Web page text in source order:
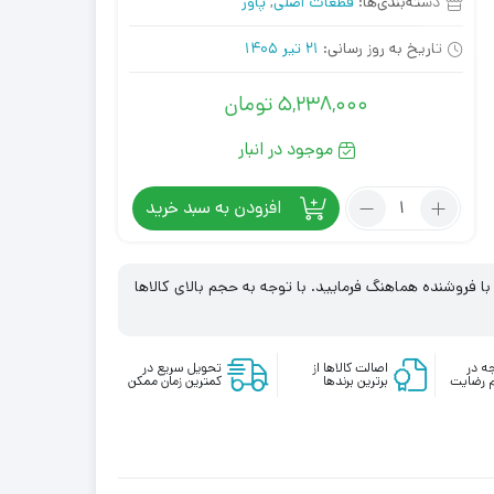
تاریخ به روز رسانی: 21 تیر 1405
5,238,000تومان
موجود در انبار
تعداد:
کامپیوتر
ECO
افزودن به سبد خرید
هماهنگ فرمایید. با توجه به حجم بالای کالاها
در
رضایت
اصالت کالاها از
برترین برندها
تحویل سریع در
کمترین زمان ممکن